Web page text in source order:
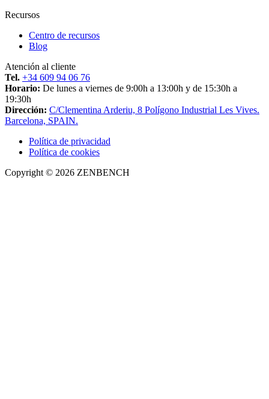
Recursos
Centro de recursos
Blog
Atención al cliente
Tel. +34 609 94 06 76
Horario: De lunes a viernes de 9:00h a 13:00h y de 15:30h a
19:30h
Dirección: C/Clementina Arderiu, 8 Polígono Industrial Les Vives.
Barcelona, SPAIN.
Política de privacidad
Política de cookies
Copyright © 2026 ZENBENCH